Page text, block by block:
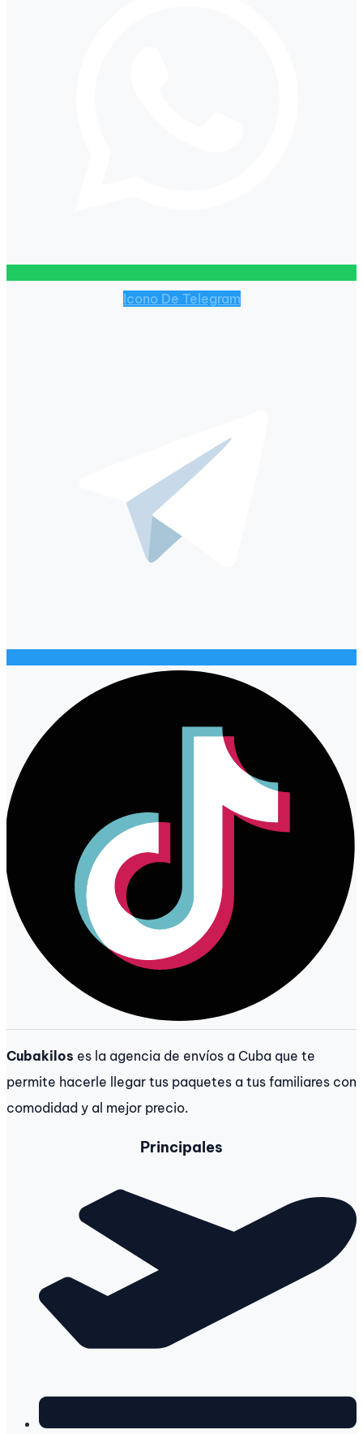
Icono De Telegram
Cubakilos es la agencia de envíos a Cuba que te
permite hacerle llegar tus paquetes a tus familiares con
comodidad y al mejor precio.
Principales